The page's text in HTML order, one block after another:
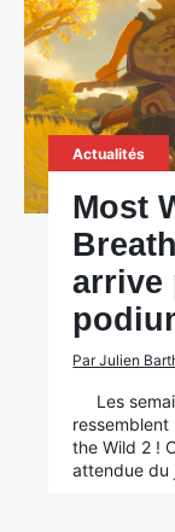
Actualités
Most
arrive
Par Julien
Les
the Wild 2 !
attendue du